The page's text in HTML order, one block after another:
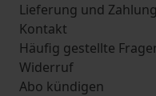
Lieferung und Zahlung
Kontakt
Häufig gestellte
Widerruf
Abo kündigen